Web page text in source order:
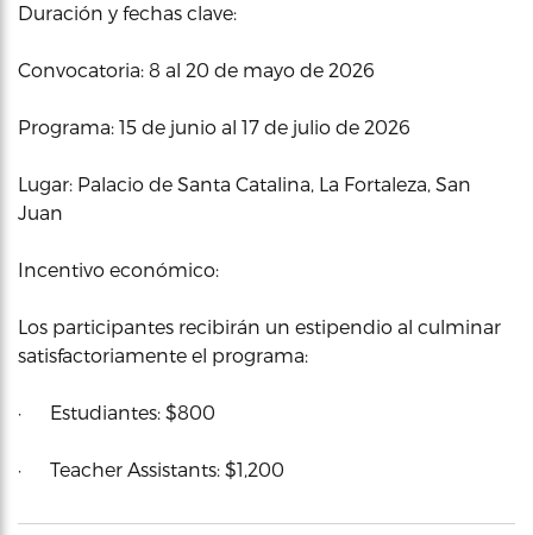
Duración y fechas clave:
Convocatoria: 8 al 20 de mayo de 2026
Programa: 15 de junio al 17 de julio de 2026
Lugar: Palacio de Santa Catalina, La Fortaleza, San
Juan
Incentivo económico:
Los participantes recibirán un estipendio al culminar
satisfactoriamente el programa:
· Estudiantes: $800
· Teacher Assistants: $1,200